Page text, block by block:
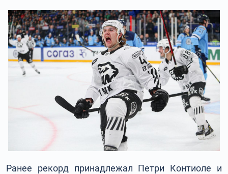
Ранее рекорд принадлежал Петри Контиоле и